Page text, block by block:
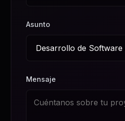
Asunto
Mensaje